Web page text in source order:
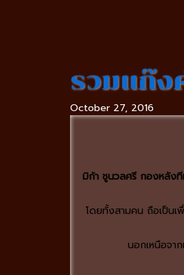
รวมแก๊ง
October 27, 2016
มิก้า ชูนวลศรี กองหลังที
โดยทั้งสามคน ถือเป็นเ
นอกเหนือจา